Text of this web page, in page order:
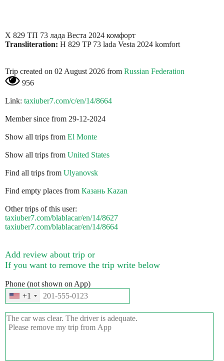
Х 829 ТП 73 лада Веста 2024 комфорт
Transliteration: H 829 TP 73 lada Vesta 2024 komfort
Trip created on 02 August 2026 from Russian Federation
956
Link: taxiuber7.com/c/en/14/8664
Member since from 29-12-2024
Show all trips from El Monte
Show all trips from United States
Find all trips from Ulyanovsk
Find empty places from Казань Kazan
Other trips of this user:
taxiuber7.com/blablacar/en/14/8627
taxiuber7.com/blablacar/en/14/8664
Add review about trip or
If you want to remove the trip write below
Phone (not shown on App)
+1